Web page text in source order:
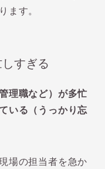
ます。
すぎる
理職など）が多忙
いる（うっかり忘
場の担当者を急か